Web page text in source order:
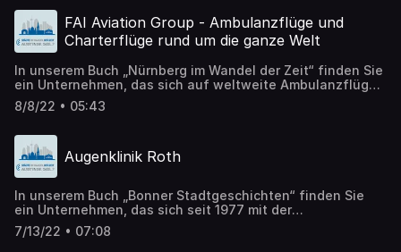
Automobilherstellern British Leyland und Alfa Romeo
abgeschlossen.1965 wurde die Scuderia Auto-Neuser mit
3 Fahrern ins Leben gerufen.In dieser Episode geht es vor
der nächsten Episode stellen wir das Autohaus vor.
FAI Aviation Group - Ambulanzflüge und
Charterflüge rund um die ganze Welt
In unserem Buch „Nürnberg im Wandel der Zeit“ finden Sie
ein Unternehmen, das sich auf weltweite Ambulanzflüge
sowie VIP-Charterflüge spezialisiert hat. Hauptsitz des
Unternehmens ist der Albrecht Dürer Airport Nürnberg.
8/8/22 • 05:43
Augenklinik Roth
In unserem Buch „Bonner Stadtgeschichten“ finden Sie
ein Unternehmen, das sich seit 1977 mit der
Augenheilkunde beschäftigt - die Augenklinik Roth.
7/13/22 • 07:08